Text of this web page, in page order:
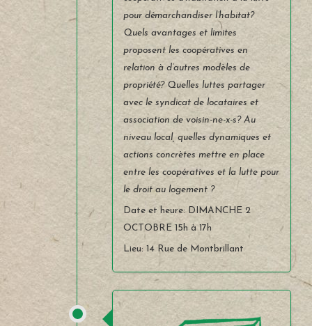
pour démarchandiser l’habitat?
Quels avantages et limites
proposent les coopératives en
relation à d’autres modèles de
propriété? Quelles luttes partager
avec le syndicat de locataires et
association de voisin-ne-x-s? Au
niveau local, quelles dynamiques et
actions concrètes mettre en place
entre les coopératives et la lutte pour
le droit au logement ?
Date et heure: DIMANCHE 2
OCTOBRE 15h à 17h
Lieu: 14 Rue de Montbrillant